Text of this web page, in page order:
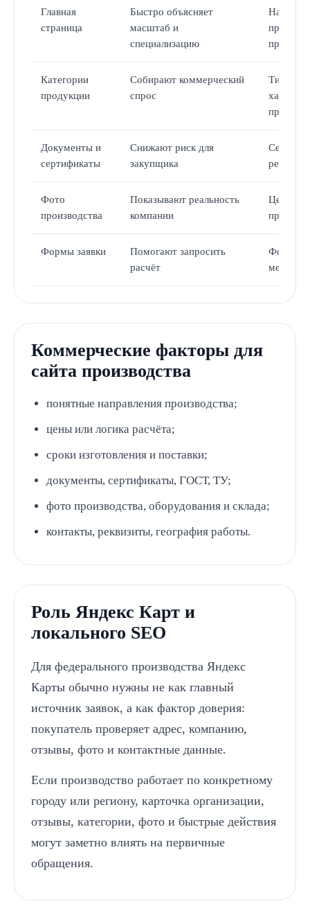
Главная
страница
Быстро объясняет
масштаб и
специализацию
Категории
продукции
Собирают коммерческий
спрос
Типы
Документы и
сертификаты
Снижают риск для
закупщика
Фото
производства
Показывают реальность
компании
Цех,
процесс
Формы заявки
Помогают запросить
расчёт
Форма,
Коммерческие факторы для
сайта производства
понятные направления производства;
цены или логика расчёта;
сроки изготовления и поставки;
документы, сертификаты, ГОСТ, ТУ;
фото производства, оборудования и склада;
контакты, реквизиты, география работы.
Роль Яндекс Карт и
локального SEO
Для федерального производства Яндекс
Карты обычно нужны не как главный
источник заявок, а как фактор доверия:
покупатель проверяет адрес, компанию,
отзывы, фото и контактные данные.
Если производство работает по конкретному
городу или региону, карточка организации,
отзывы, категории, фото и быстрые действия
могут заметно влиять на первичные
обращения.